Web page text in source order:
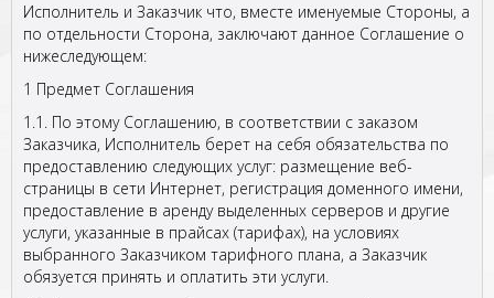
Исполнитель и Заказчик что, вместе именуемые Стороны, а
по отдельности Сторона, заключают данное Cоглашение о
нижеследующем:
1 Предмет Соглашения
1.1. По этому Соглашению, в соответствии с заказом
Заказчика, Исполнитель берет на себя обязательства по
предоставлению следующих услуг: размещение веб-
страницы в сети Интернет, регистрация доменного имени,
предоставление в аренду выделенных серверов и другие
услуги, указанные в прайсах (тарифах), на условиях
выбранного Заказчиком тарифного плана, а Заказчик
обязуется принять и оплатить эти услуги.